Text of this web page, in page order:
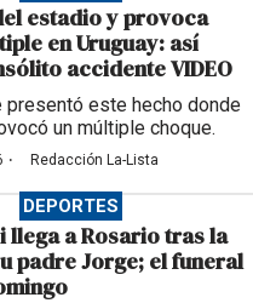
estadio y provoca
en Uruguay: así
accidente VIDEO
presentó este hecho donde
un múltiple choque.
· Redacción La-Lista
DEPORTES
llega a Rosario tras la
padre Jorge; el funeral